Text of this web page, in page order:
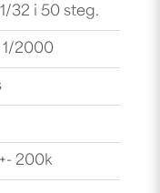
32 i 50 steg.
1/2000
200k